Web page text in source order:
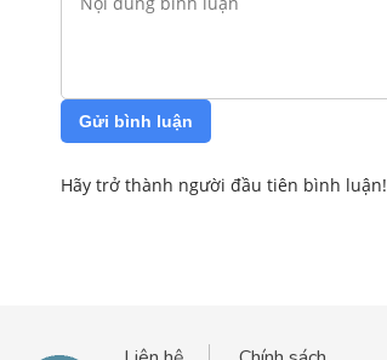
Gửi bình luận
Hãy trở thành người đầu tiên bình luận!